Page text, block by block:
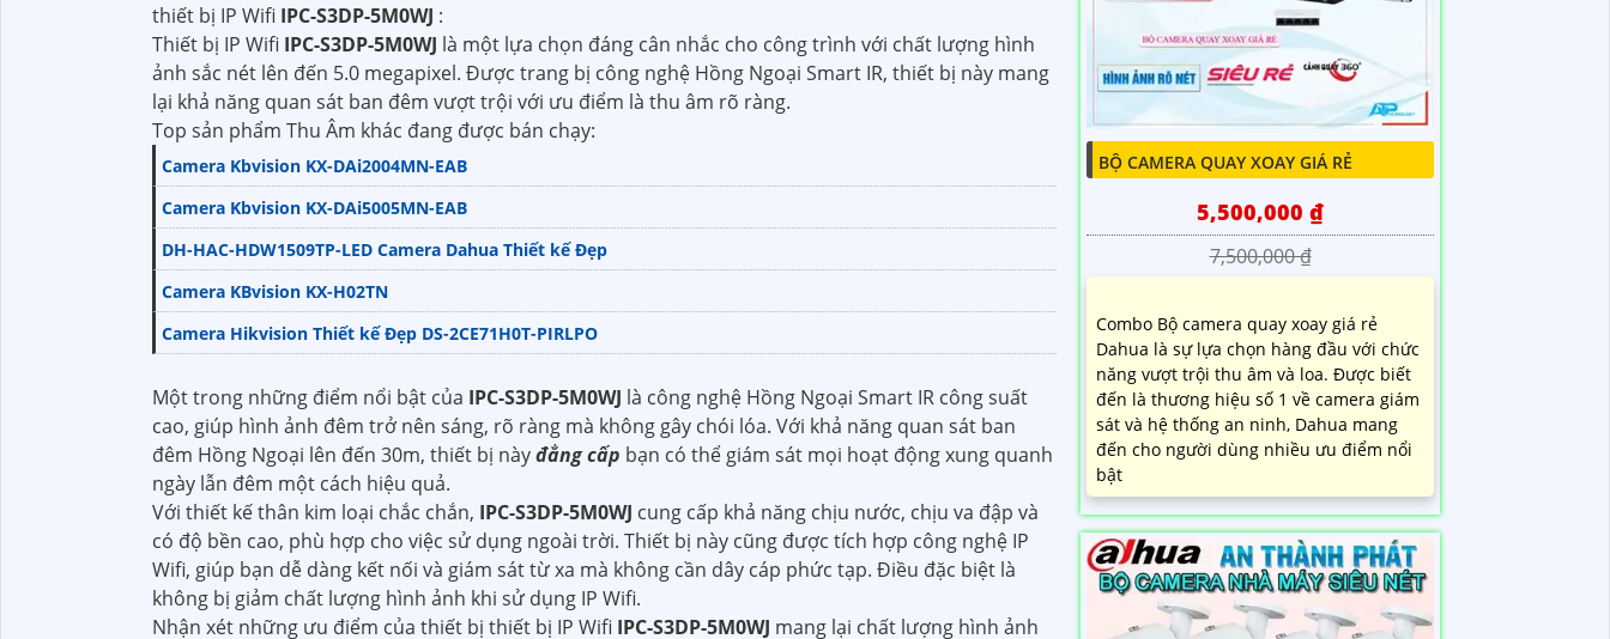
thiết bị IP Wifi IPC-S3DP-5M0WJ :
Thiết bị IP Wifi IPC-S3DP-5M0WJ là một lựa chọn đáng cân nhắc cho công trình với chất lượng hình
ảnh sắc nét lên đến 5.0 megapixel. Được trang bị công nghệ Hồng Ngoại Smart IR, thiết bị này mang
lại khả năng quan sát ban đêm vượt trội với ưu điểm là thu âm rõ ràng.
Top sản phẩm Thu Âm khác đang được bán chạy:
Camera Kbvision KX-DAi2004MN-EAB
Camera Kbvision KX-DAi5005MN-EAB
DH-HAC-HDW1509TP-LED Camera Dahua Thiết kế Đẹp
Camera KBvision KX-H02TN
Camera Hikvision Thiết kế Đẹp DS-2CE71H0T-PIRLPO
Một trong những điểm nổi bật của IPC-S3DP-5M0WJ là công nghệ Hồng Ngoại Smart IR công suất
cao, giúp hình ảnh đêm trở nên sáng, rõ ràng mà không gây chói lóa. Với khả năng quan sát ban
đêm Hồng Ngoại lên đến 30m, thiết bị nàyđẳng cấp bạn có thể giám sát mọi hoạt động xung quanh
ngày lẫn đêm một cách hiệu quả.
Với thiết kế thân kim loại chắc chắn, IPC-S3DP-5M0WJ cung cấp khả năng chịu nước, chịu va đập và
có độ bền cao, phù hợp cho việc sử dụng ngoài trời. Thiết bị này cũng được tích hợp công nghệ IP
Wifi, giúp bạn dễ dàng kết nối và giám sát từ xa mà không cần dây cáp phức tạp. Điều đặc biệt là
không bị giảm chất lượng hình ảnh khi sử dụng IP Wifi.
Nhận xét những ưu điểm của thiết bị thiết bị IP Wifi IPC-S3DP-5M0WJ mang lại chất lượng hình ảnh
BỘ CAMERA QUAY XOAY GIÁ RẺ
5,500,000 ₫
7,500,000 ₫
Combo Bộ camera quay xoay giá rẻ
Dahua là sự lựa chọn hàng đầu với chức
năng vượt trội thu âm và loa. Được biết
đến là thương hiệu số 1 về camera giám
sát và hệ thống an ninh, Dahua mang
đến cho người dùng nhiều ưu điểm nổi
bật